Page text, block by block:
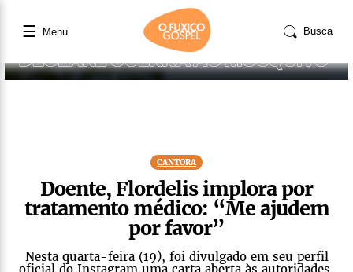
☰ Menu Busca
CANTORA
Doente, Flordelis implora por
tratamento médico: “Me ajudem
por favor”
Nesta quarta-feira (19), foi divulgado em seu perfil